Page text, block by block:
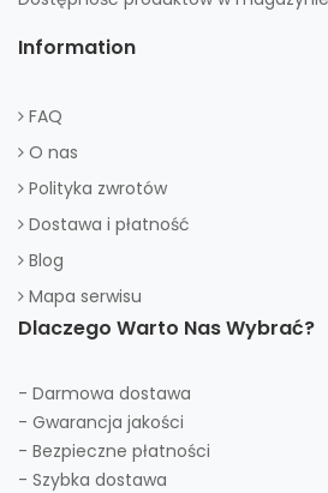
Information
FAQ
O nas
Polityka zwrotów
Dostawa i płatność
Blog
Mapa serwisu
Dlaczego Warto Nas Wybrać?
- Darmowa dostawa
- Gwarancja jakości
- Bezpieczne płatności
- Szybka dostawa